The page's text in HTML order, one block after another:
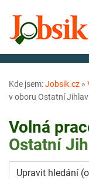
Kde jsem:Jobsik.cz »
v oboru Ostatní
Volná
Ostatní
Upravit hledání